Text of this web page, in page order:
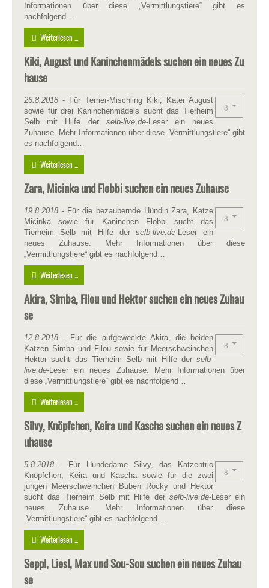
Informationen über diese „Vermittlungstiere“ gibt es
nachfolgend…
Weiterlesen ...
Kiki, August und Kaninchenmädels suchen ein neues Zu
hause
26.8.2018 - Für Terrier-Mischling Kiki, Kater August
sowie für drei Kaninchenmädels sucht das Tierheim
Selb mit Hilfe der selb-live.de-Leser ein neues
Zuhause. Mehr Informationen über diese „Vermittlungstiere“ gibt
es nachfolgend…
Weiterlesen ...
Zara, Micinka und Flobbi suchen ein neues Zuhause
19.8.2018 - Für die bezaubernde Hündin Zara, Katze
Micinka sowie für Kaninchen Flobbi sucht das
Tierheim Selb mit Hilfe derselb-live.de-Leser ein
neues Zuhause. Mehr Informationen über diese
„Vermittlungstiere“ gibt es nachfolgend…
Weiterlesen ...
Akira, Simba, Filou und Hektor suchen ein neues Zuhau
se
12.8.2018 - Für die aufgeweckte Akira, die beiden
Katzen Simba und Filou sowie für Meerschweinchen
Hektor sucht das Tierheim Selb mit Hilfe der selb-
live.de-Leser ein neues Zuhause. Mehr Informationen über
diese „Vermittlungstiere“ gibt es nachfolgend…
Weiterlesen ...
Silvy, Knöpfchen, Keira und Kascha suchen ein neues Z
uhause
5.8.2018 - Für Hundedame Silvy, das Katzentrio
Knöpfchen, Keira und Kascha sowie für die zwei
jungen Meerschweinchen Buben Rocky und Hektor
sucht das Tierheim Selb mit Hilfe der selb-live.de-Leser ein
neues Zuhause. Mehr Informationen über diese
„Vermittlungstiere“ gibt es nachfolgend…
Weiterlesen ...
Seppl, Liesl, Max und Sou-Sou suchen ein neues Zuhau
se